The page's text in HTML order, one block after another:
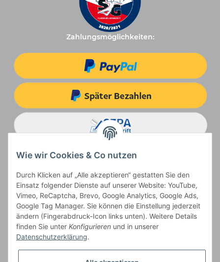
Zahlungsmöglichkeiten:
Vertrag widerrufen
Wie wir Cookies & Co nutzen
Durch Klicken auf „Alle akzeptieren“ gestatten Sie den
Einsatz folgender Dienste auf unserer Website: YouTube,
Vimeo, ReCaptcha, Brevo, Google Analytics, Google Ads,
Google Tag Manager. Sie können die Einstellung jederzeit
ändern (Fingerabdruck-Icon links unten). Weitere Details
finden Sie unter Konfigurieren und in unserer
Datenschutzerklärung.